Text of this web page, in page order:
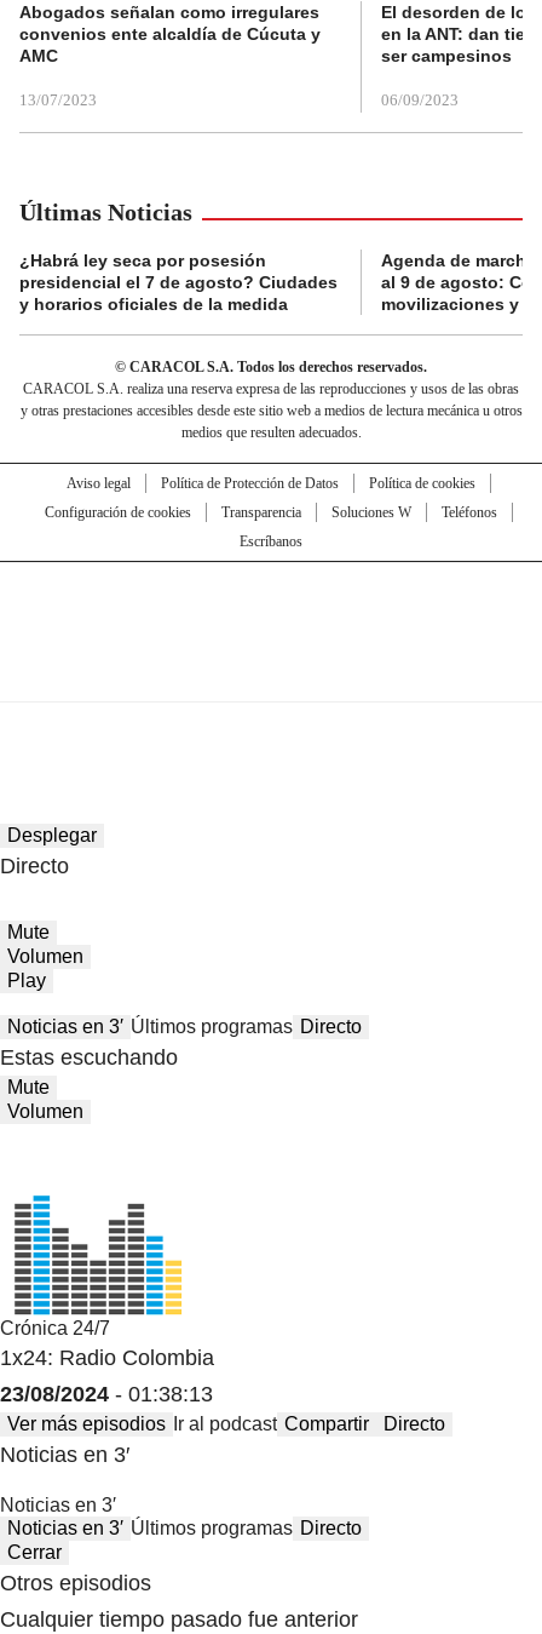
Abogados señalan como irregulares
convenios ente alcaldía de Cúcuta y
AMC
13/07/2023
El desorden de
en la ANT: dan
ser campesinos
06/09/2023
Últimas Noticias
¿Habrá ley seca por posesión
presidencial el 7 de agosto? Ciudades
y horarios oficiales de la medida
Agenda de
al 9 de agosto:
movilizaciones y
© CARACOL S.A. Todos los derechos reservados.
CARACOL S.A. realiza una reserva expresa de las reproducciones y usos de las obras
y otras prestaciones accesibles desde este sitio web a medios de lectura mecánica u otros
medios que resulten adecuados.
Aviso legal Política de Protección de Datos
Política de cookies
Configuración de cookies
Transparencia Soluciones W
Teléfonos
Escríbanos
Desplegar
Directo
Mute
Volumen
Play
Noticias en 3′ Últimos programas Directo
Estas escuchando
Mute
Volumen
Crónica 24/7
1x24: Radio Colombia
23/08/2024 - 01:38:13
Ver más episodios Ir al podcast Compartir Directo
Noticias en 3′
Noticias en 3′
Noticias en 3′ Últimos programas Directo
Cerrar
Otros episodios
Cualquier tiempo pasado fue anterior